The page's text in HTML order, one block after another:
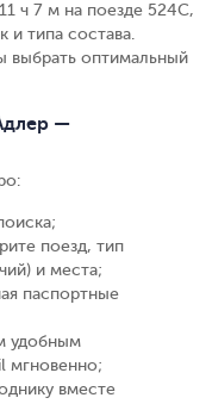
ч 7 м на поезде 524С,
и типа состава.
выбрать оптимальный
—
:
;
поезд, тип
и места;
паспортные
удобным
мгновенно;
вместе